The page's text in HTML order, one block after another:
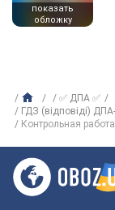
показать
обложку
✅ ДПА ✅
ГДЗ (відповіді)
Контрольная